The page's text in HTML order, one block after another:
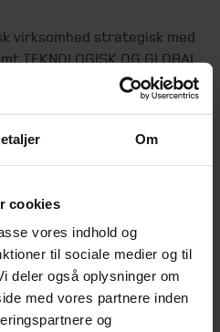
Om
cookies
vores indhold og
til sociale medier og til
deler også oplysninger om
med vores partnere inden
og
virksomhed strategisk med
TEKNOLOGISK OG GLOBAL
til en ren complianceøvelse?
markedets mest innovative
globalt førende life
bl.a. inden for fill &
Som en del af en
er ESG et strategisk
bliver stedse vigtigere.
i, hvordan Technicon: